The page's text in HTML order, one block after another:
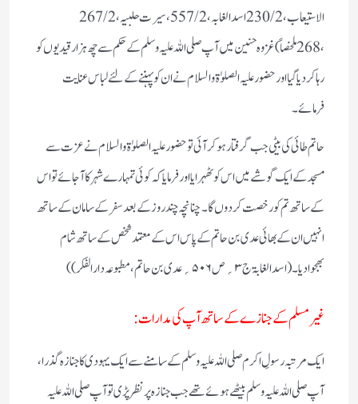
الاستیعاب ، 2 / 230 اسد الغابہ ، 2 / 557 ، سیرت حلبیہ ، 2 / 267
، 268ملخصاً)
غزوہ حنین میں آپ صلی اللہ علیہ وسلم کے حکم سے چھ ہزار قیدیوں کو
رہا کردیا گیا اور حضور علیہ الصلوٰۃ والسلام نے ان کو پہننے کے لئے لباس عنایت
فرمائے۔
حاتم طائی کی بیٹی جب گرفتار ہوکر آئی تو حضور علیہ الصلوٰۃ والسلام نے عزت سے
مسجد کے ایک گوشے میں اس کوٹھہرایا اور فرمایا کہ کوئی تمہارے شہر کا آجائے تو اس
کے ساتھ تم کو رخصت کردوں گا۔ چنانچہ چند روز کے بعد سفر کے سامان کے ساتھ
انہیں ان کے بھائی عدی بن حاتم کے پاس اس کے معتمد شخص کے ساتھ شام
بھجوادیا۔( اسدالغابۃ ج۳؍ص۵۰۶؍ عدی بن حاتم،مطبوعہ دارالفکر))
غیر مسلم کے جنازے کے ساتھ آپ کی مدارات:
ایک مرتبہ رسولِ اکرم صلی اللہ علیہ وسلم کے سامنے سے ایک یہودی کاجنازہ گذرا،
آپ صلی اللہ علیہ وسلم بیٹھے ہوئے تھے جب جنازہ پر نظر پڑی تو آپ صلی اللہ علیہ